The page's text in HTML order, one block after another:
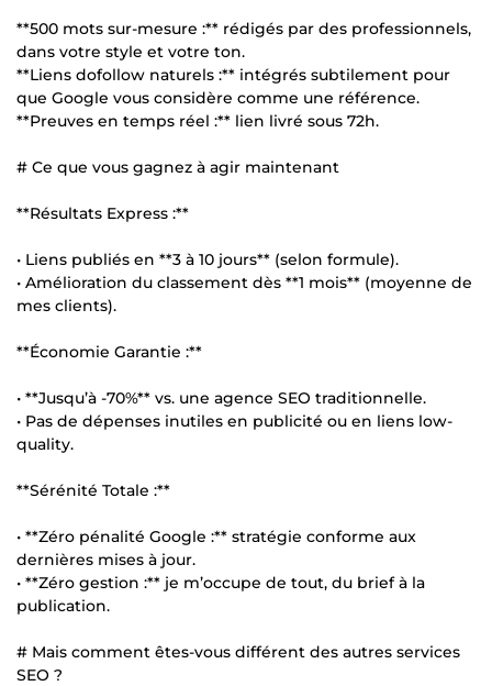
**500 mots sur-mesure :** rédigés par des professionnels,
dans votre style et votre ton.
**Liens dofollow naturels :** intégrés subtilement pour
que Google vous considère comme une référence.
**Preuves en temps réel :** lien livré sous 72h.
# Ce que vous gagnez à agir maintenant
**Résultats Express :**
• Liens publiés en **3 à 10 jours** (selon formule).
• Amélioration du classement dès **1 mois** (moyenne de
mes clients).
**Économie Garantie :**
• **Jusqu’à -70%** vs. une agence SEO traditionnelle.
• Pas de dépenses inutiles en publicité ou en liens low-
quality.
**Sérénité Totale :**
• **Zéro pénalité Google :** stratégie conforme aux
dernières mises à jour.
• **Zéro gestion :** je m’occupe de tout, du brief à la
publication.
# Mais comment êtes-vous différent des autres services
SEO ?